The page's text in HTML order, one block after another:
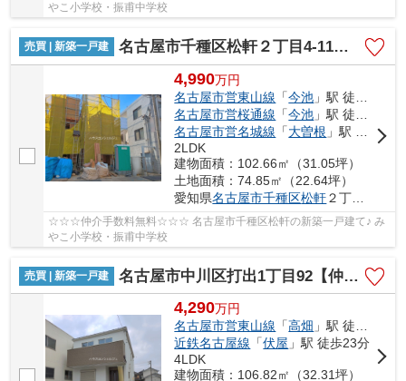
やこ小学校・振甫中学校
売買 | 新築一戸建 名古屋市千種区松軒２丁目4-11【仲介手数料無料】新築一戸建て 4号棟
4,990万円
名古屋市営東山線 「今池 」駅 徒歩17分
名古屋市営桜通線 「今池 」駅 徒歩17分
名古屋市営名城線 「大曽根 」駅 徒歩20分
2LDK
建物面積：102.66㎡（31.05坪）
土地面積：74.85㎡（22.64坪）
愛知県名古屋市千種区松軒２丁目4-11
☆☆☆仲介手数料無料☆☆☆ 名古屋市千種区松軒の新築一戸建て♪ み
やこ小学校・振甫中学校
売買 | 新築一戸建 名古屋市中川区打出1丁目92【仲介手数料無料】新築一戸建て 2号棟
4,290万円
名古屋市営東山線 「高畑 」駅 徒歩17分
近鉄名古屋線 「伏屋 」駅 徒歩23分
4LDK
建物面積：106.82㎡（32.31坪）